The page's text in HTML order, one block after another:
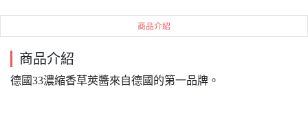
商品介紹
商品介紹
德國33濃縮香草莢醬來自德國的第一品牌。